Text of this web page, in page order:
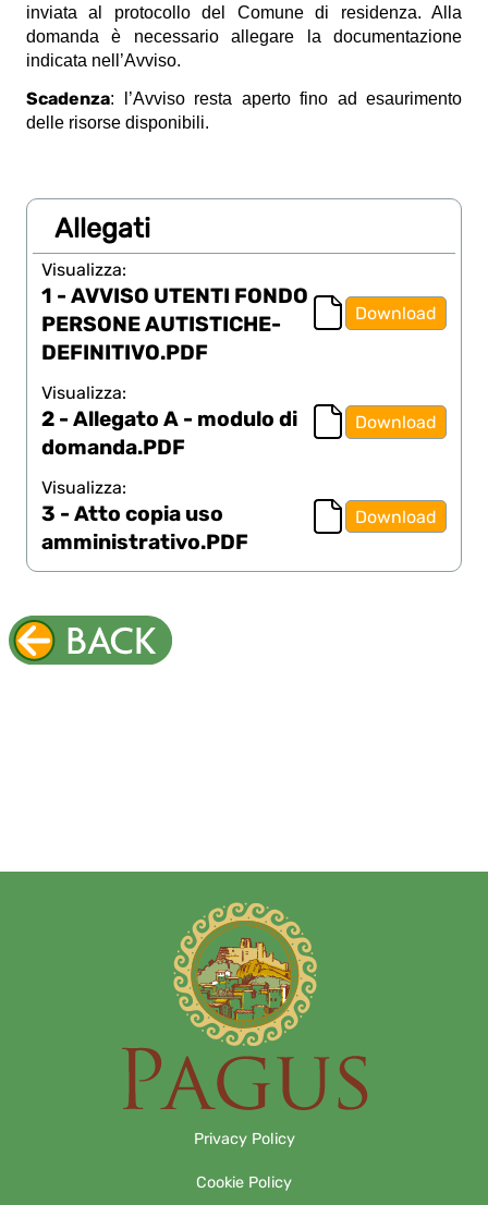
inviata al protocollo del Comune di residenza. Alla
domanda è necessario allegare la documentazione
indicata nell’Avviso.
Scadenza: l’Avviso resta aperto fino ad esaurimento
delle risorse disponibili.
Allegati
Visualizza:
1 - AVVISO UTENTI FONDO
PERSONE AUTISTICHE-
DEFINITIVO.PDF
Download
Visualizza:
2 - Allegato A - modulo di
domanda.PDF
Download
Visualizza:
3 - Atto copia uso
amministrativo.PDF
Download
Privacy Policy
Cookie Policy